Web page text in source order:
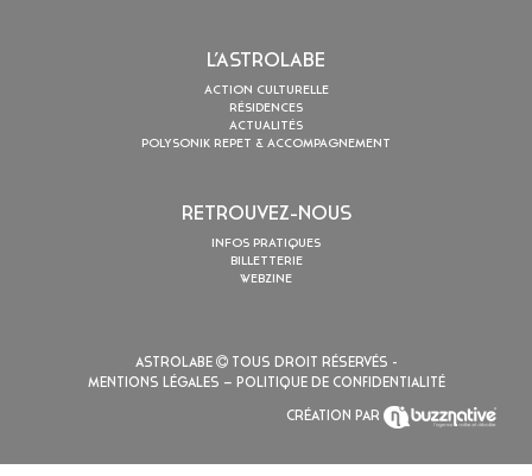
L’ASTROLABE
ACTION CULTURELLE
RÉSIDENCES
ACTUALITÉS
POLYSONIK REPET & ACCOMPAGNEMENT
RETROUVEZ-NOUS
INFOS PRATIQUES
BILLETTERIE
WEBZINE
ASTROLABE
TOUS DROIT RÉSERVÉS -
MENTIONS LÉGALES – POLITIQUE DE CONFIDENTIALITÉ
CRÉATION PAR